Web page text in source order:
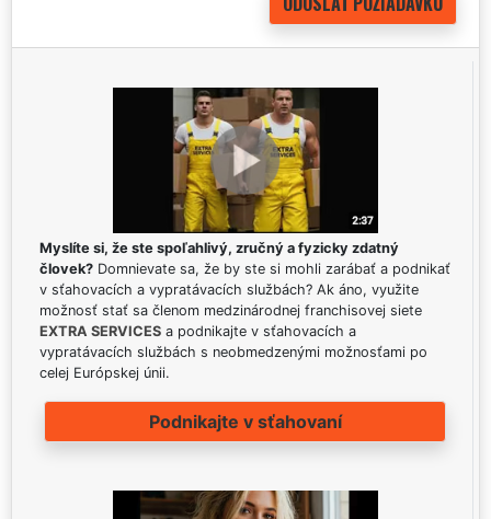
Myslíte si, že ste spoľahlivý, zručný a fyzicky zdatný
človek? Domnievate sa, že by ste si mohli zarábať a podnikať
v sťahovacích a vypratávacích službách? Ak áno, využite
možnosť stať sa členom medzinárodnej franchisovej siete
EXTRA SERVICES a podnikajte v sťahovacích a
vypratávacích službách s neobmedzenými možnosťami po
celej Európskej únii.
Podnikajte v sťahovaní